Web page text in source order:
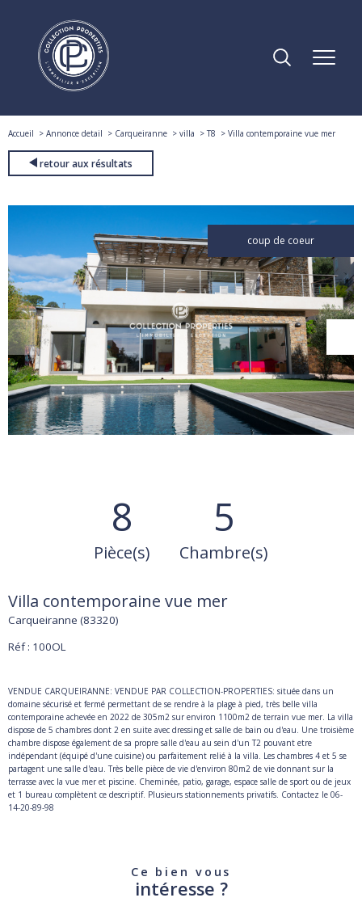
Accueil Annonce detail Carqueiranne villa T8 Villa contemporaine vue mer
retour aux résultats
coup de coeur
8
Pièce(s)
5
Chambre(s)
Villa contemporaine vue mer
Carqueiranne (83320)
Réf : 100OL
VENDUE CARQUEIRANNE: VENDUE PAR COLLECTION-PROPERTIES: située dans un
domaine sécurisé et fermé permettant de se rendre à la plage à pied, très belle villa
contemporaine achevée en 2022 de 305m2 sur environ 1100m2 de terrain vue mer. La villa
dispose de 5 chambres dont 2 en suite avec dressing et salle de bain ou d'eau. Une troisième
chambre dispose également de sa propre salle d'eau au sein d'un T2 pouvant etre
indépendant (équipé d'une cuisine) ou parfaitement relié à la villa. Les chambres 4 et 5 se
partagent une salle d'eau. Très belle pièce de vie d'environ 80m2 de vie donnant sur la
terrasse avec la vue mer et piscine. Cheminée, patio, garage, espace salle de sport ou de jeux
et 1 bureau complètent ce descriptif. Plusieurs stationnements privatifs. Contactez le 06-
14-20-89-98
Ce bien vous
intéresse ?